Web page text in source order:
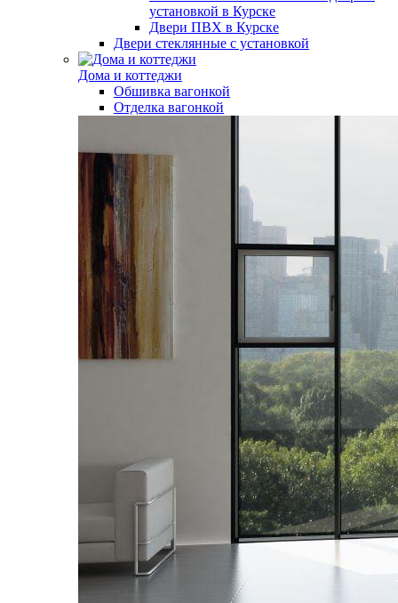
установкой в Курске
Двери ПВХ в Курске
Двери стеклянные с установкой
Дома и коттеджи
Обшивка вагонкой
Отделка вагонкой